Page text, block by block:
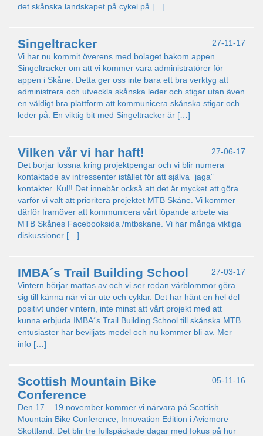
det skånska landskapet på cykel på […]
27-11-17
Singeltracker
Vi har nu kommit överens med bolaget bakom appen
Singeltracker om att vi kommer vara administratörer för
appen i Skåne. Detta ger oss inte bara ett bra verktyg att
administrera och utveckla skånska leder och stigar utan även
en väldigt bra plattform att kommunicera skånska stigar och
leder på. En viktig bit med Singeltracker är […]
27-06-17
Vilken vår vi har haft!
Det börjar lossna kring projektpengar och vi blir numera
kontaktade av intressenter istället för att själva ”jaga”
kontakter. Kul!! Det innebär också att det är mycket att göra
varför vi valt att prioritera projektet MTB Skåne. Vi kommer
därför framöver att kommunicera vårt löpande arbete via
MTB Skånes Facebooksida /mtbskane. Vi har många viktiga
diskussioner […]
27-03-17
IMBA´s Trail Building School
Vintern börjar mattas av och vi ser redan vårblommor göra
sig till känna när vi är ute och cyklar. Det har hänt en hel del
positivt under vintern, inte minst att vårt projekt med att
kunna erbjuda IMBA´s Trail Building School till skånska MTB
entusiaster har beviljats medel och nu kommer bli av. Mer
info […]
05-11-16
Scottish Mountain Bike
Conference
Den 17 – 19 november kommer vi närvara på Scottish
Mountain Bike Conference, Innovation Edition i Aviemore
Skottland. Det blir tre fullspäckade dagar med fokus på hur